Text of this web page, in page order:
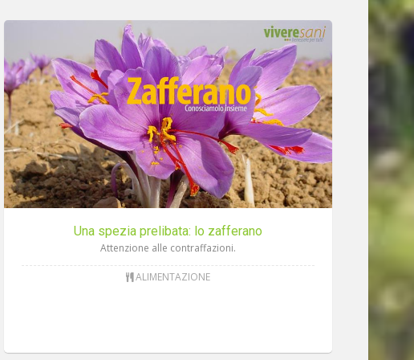
Una spezia prelibata: lo zafferano
Attenzione alle contraffazioni.
ALIMENTAZIONE